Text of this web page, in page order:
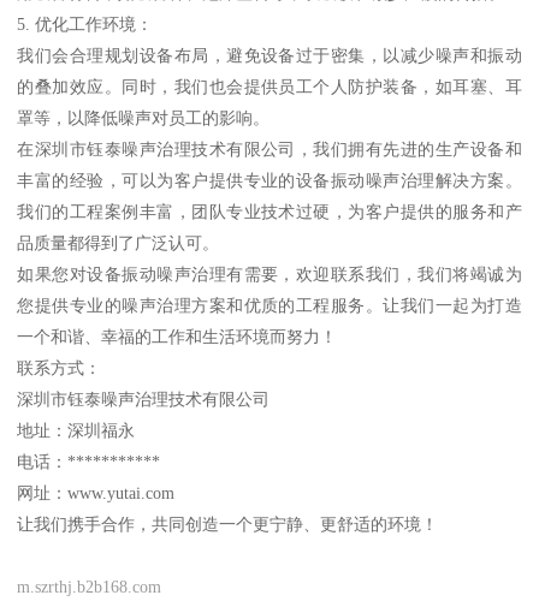
5. 优化工作环境：
我们会合理规划设备布局，避免设备过于密集，以减少噪声和振动
的叠加效应。同时，我们也会提供员工个人防护装备，如耳塞、耳
罩等，以降低噪声对员工的影响。
在深圳市钰泰噪声治理技术有限公司，我们拥有先进的生产设备和
丰富的经验，可以为客户提供专业的设备振动噪声治理解决方案。
我们的工程案例丰富，团队专业技术过硬，为客户提供的服务和产
品质量都得到了广泛认可。
如果您对设备振动噪声治理有需要，欢迎联系我们，我们将竭诚为
您提供专业的噪声治理方案和优质的工程服务。让我们一起为打造
一个和谐、幸福的工作和生活环境而努力！
联系方式：
深圳市钰泰噪声治理技术有限公司
地址：深圳福永
电话：***********
网址：www.yutai.com
让我们携手合作，共同创造一个更宁静、更舒适的环境！
m.szrthj.b2b168.com